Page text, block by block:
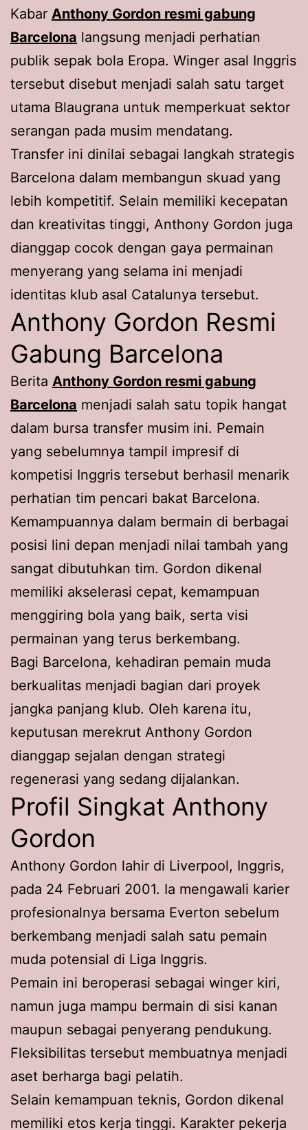
Kabar Anthony Gordon resmi gabung
Barcelona langsung menjadi perhatian
publik sepak bola Eropa. Winger asal Inggris
tersebut disebut menjadi salah satu target
utama Blaugrana untuk memperkuat sektor
serangan pada musim mendatang.
Transfer ini dinilai sebagai langkah strategis
Barcelona dalam membangun skuad yang
lebih kompetitif. Selain memiliki kecepatan
dan kreativitas tinggi, Anthony Gordon juga
dianggap cocok dengan gaya permainan
menyerang yang selama ini menjadi
identitas klub asal Catalunya tersebut.
Anthony Gordon Resmi
Gabung Barcelona
Berita Anthony Gordon resmi gabung
Barcelona menjadi salah satu topik hangat
dalam bursa transfer musim ini. Pemain
yang sebelumnya tampil impresif di
kompetisi Inggris tersebut berhasil menarik
perhatian tim pencari bakat Barcelona.
Kemampuannya dalam bermain di berbagai
posisi lini depan menjadi nilai tambah yang
sangat dibutuhkan tim. Gordon dikenal
memiliki akselerasi cepat, kemampuan
menggiring bola yang baik, serta visi
permainan yang terus berkembang.
Bagi Barcelona, kehadiran pemain muda
berkualitas menjadi bagian dari proyek
jangka panjang klub. Oleh karena itu,
keputusan merekrut Anthony Gordon
dianggap sejalan dengan strategi
regenerasi yang sedang dijalankan.
Profil Singkat Anthony
Gordon
Anthony Gordon lahir di Liverpool, Inggris,
pada 24 Februari 2001. Ia mengawali karier
profesionalnya bersama Everton sebelum
berkembang menjadi salah satu pemain
muda potensial di Liga Inggris.
Pemain ini beroperasi sebagai winger kiri,
namun juga mampu bermain di sisi kanan
maupun sebagai penyerang pendukung.
Fleksibilitas tersebut membuatnya menjadi
aset berharga bagi pelatih.
Selain kemampuan teknis, Gordon dikenal
memiliki etos kerja tinggi. Karakter pekerja